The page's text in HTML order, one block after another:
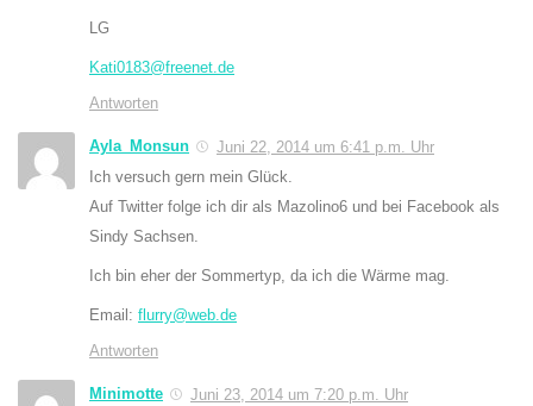
LG
Kati0183@freenet.de
Antworten
Ayla_Monsun
Juni 22, 2014 um 6:41 p.m. Uhr
Ich versuch gern mein Glück.
Auf Twitter folge ich dir als Mazolino6 und bei Facebook als
Sindy Sachsen.
Ich bin eher der Sommertyp, da ich die Wärme mag.
Email: flurry@web.de
Antworten
Minimotte
Juni 23, 2014 um 7:20 p.m. Uhr